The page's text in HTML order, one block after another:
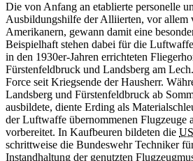
Die von Anfang an etablierte personelle
Ausbildungshilfe der Alliierten, vor allem
Amerikanern, gewann damit eine
Beispielhaft stehen dabei für die
in den 1930er-Jahren errichteten
Fürstenfeldbruck und Landsberg am
Force seit Kriegsende der Hausherr.
Landsberg und Fürstenfeldbruck ab
ausbildete, diente Erding als
der Luftwaffe übernommenen Flugzeuge
vorbereitet. In Kaufbeuren bildeten die US
schrittweise die Bundeswehr Techniker
Instandhaltung der genutzten